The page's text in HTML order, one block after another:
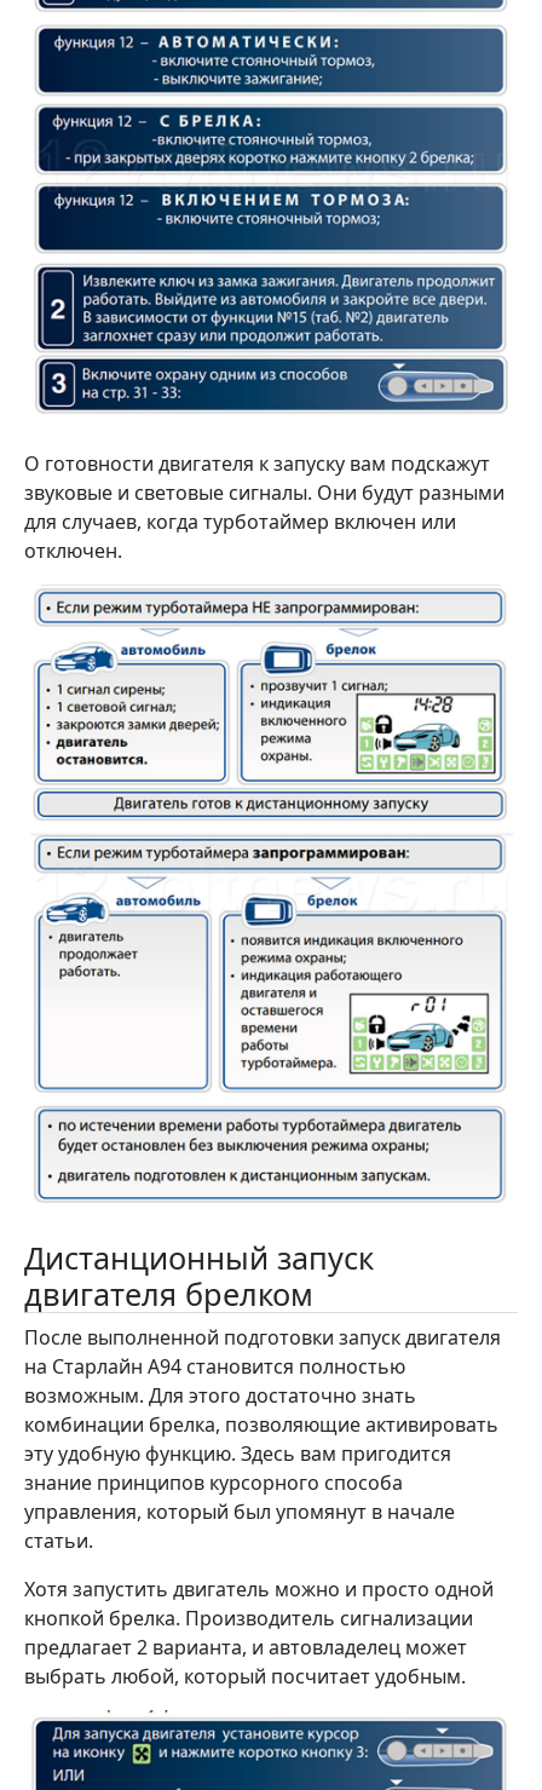
О готовности двигателя к запуску вам подскажут
звуковые и световые сигналы. Они будут разными
для случаев, когда турботаймер включен или
отключен.
Дистанционный запуск
двигателя брелком
После выполненной подготовки запуск двигателя
на Старлайн А94 становится полностью
возможным. Для этого достаточно знать
комбинации брелка, позволяющие активировать
эту удобную функцию. Здесь вам пригодится
знание принципов курсорного способа
управления, который был упомянут в начале
статьи.
Хотя запустить двигатель можно и просто одной
кнопкой брелка. Производитель сигнализации
предлагает 2 варианта, и автовладелец может
выбрать любой, который посчитает удобным.